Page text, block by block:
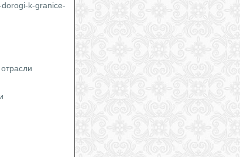
k-granice-
Горные лыжи против сноуборда: одно
проще освоить, другое — довести до
2026-07-26
Российский альпинист впервые
успешно подал иск к экспедиционной
компании и гиду в Непале
(
25
Три гиганта определяют рынок
горнолыжного снаряжения
Два альпиниста погибли в
«кулуаре смерти» на Монблане
)
Юлия Шайб пройдет специальную
скоростную подготовку
2026-07-24